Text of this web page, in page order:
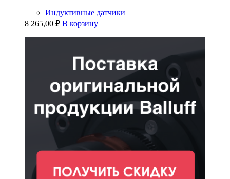
Индуктивные датчики
8 265,00 ₽ В корзину